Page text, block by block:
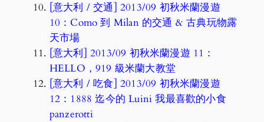
[意大利 / 交通] 2013/09 初秋米蘭漫遊
10：Como 到 Milan 的交通 & 古典玩物露
天市場
[意大利] 2013/09 初秋米蘭漫遊 11：
HELLO，919 級米蘭大教堂
[意大利 / 吃食] 2013/09 初秋米蘭漫遊
12：1888 迄今的 Luini 我最喜歡的小食
panzerotti